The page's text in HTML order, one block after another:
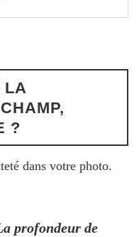
LA
?
dans votre photo.
profondeur de